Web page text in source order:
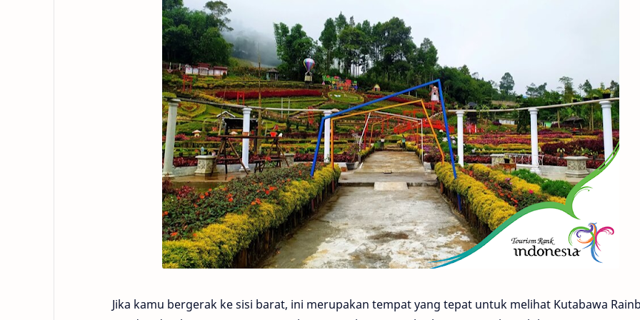
Jika kamu bergerak ke sisi barat, ini merupakan tempat yang tepat untuk melihat Kutabawa